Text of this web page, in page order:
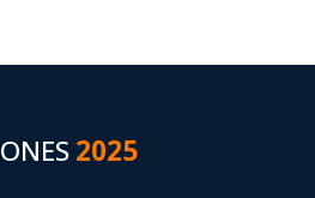
2025